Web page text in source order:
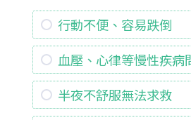
行動不便、容易跌倒
血壓、心律等慢性疾病
半夜不舒服無法求救